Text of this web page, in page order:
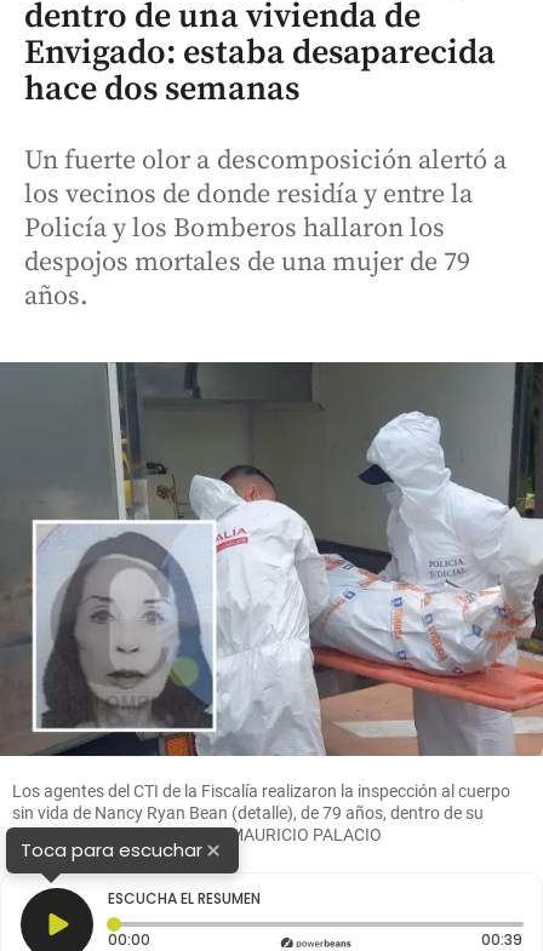
dentro de una vivienda de
Envigado: estaba desaparecida
hace dos semanas
Un fuerte olor a descomposición alertó a
los vecinos de donde residía y entre la
Policía y los Bomberos hallaron los
despojos mortales de una mujer de 79
años.
Los agentes del CTI de la Fiscalía realizaron la inspección al cuerpo
sin vida de Nancy Ryan Bean (detalle), de 79 años, dentro de su
vivienda en Envigado. FOTO: MAURICIO PALACIO
Toca para escuchar×
ESCUCHA EL RESUMEN
00:00 Tiempo transcurrido: 0 segundos 00:39